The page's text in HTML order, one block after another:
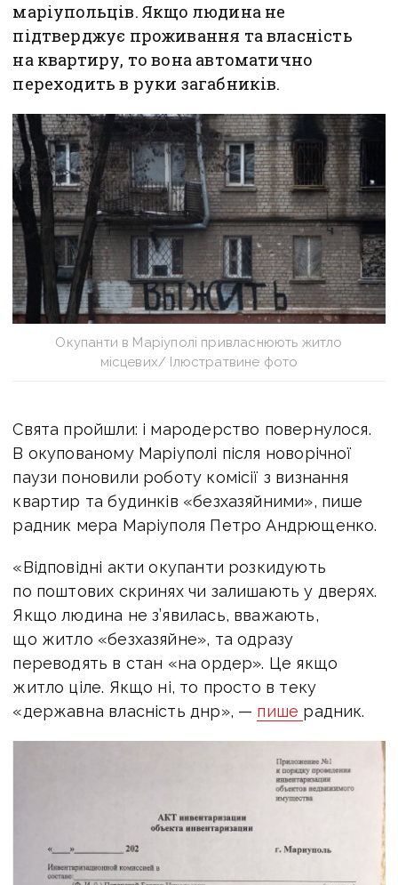
маріупольців. Якщо людина не
підтверджує проживання та власність
на квартиру, то вона автоматично
переходить в руки загабників.
Окупанти в Маріуполі привласнюють житло
місцевих/ Ілюстратвине фото
Свята пройшли: і мародерство повернулося.
В окупованому Маріуполі після новорічної
паузи поновили роботу комісії з визнання
квартир та будинків «безхазяйними», пише
радник мера Маріуполя Петро Андрющенко.
«Відповідні акти окупанти розкидують
по поштових скринях чи залишають у дверях.
Якщо людина не з’явилась, вважають,
що житло «безхазяйне», та одразу
переводять в стан «на ордер». Це якщо
житло ціле. Якщо ні, то просто в теку
«державна власність днр», — пише радник.